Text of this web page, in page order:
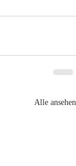
Alle ansehen